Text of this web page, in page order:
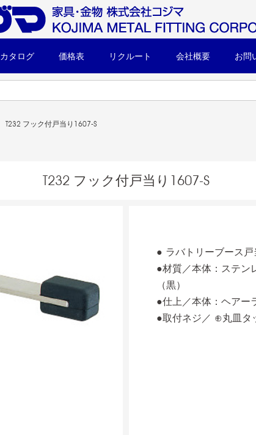
カタログ 価格表 リクルート 会社概要 お問
T232 フック付戸当り1607-S
T232 フック付戸当り1607-S
● ラバトリーブース
●材質／本体：ステン
（黒）
●仕上／本体：ヘアー
●取付ネジ／ ⊕丸皿タ